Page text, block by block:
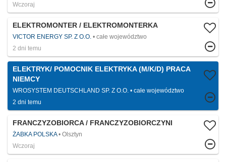
Wczoraj
ELEKTROMONTER / ELEKTROMONTERKA
VICTOR ENERGY SP. Z O.O.
całe województwo
2 dni temu
ELEKTRYK/ POMOCNIK ELEKTRYKA (M/K/D) PRACA
NIEMCY
WROSYSTEM DEUTSCHLAND SP. Z O.O.
całe województwo
2 dni temu
FRANCZYZOBIORCA / FRANCZYZOBIORCZYNI
ŻABKA POLSKA
Olsztyn
Wczoraj